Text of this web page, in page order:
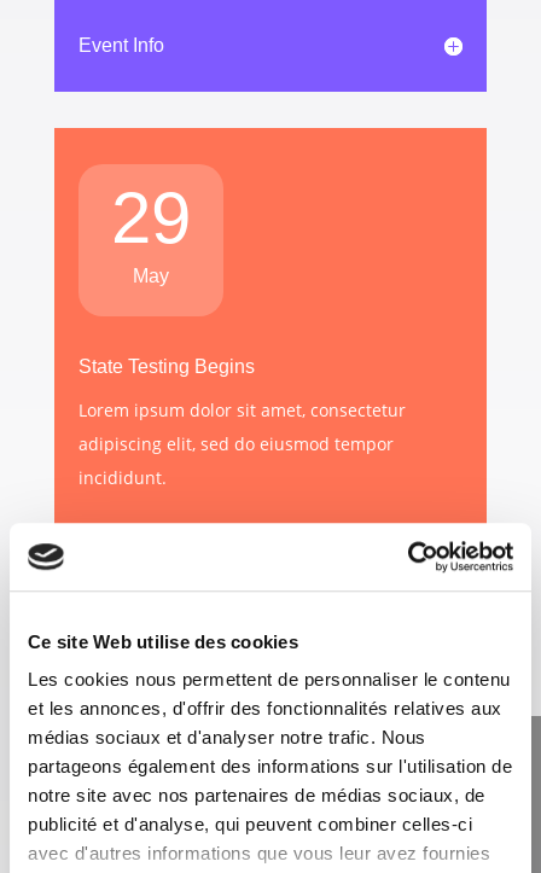
Ce site Web utilise des cookies
Les cookies nous permettent de personnaliser le contenu
et les annonces, d'offrir des fonctionnalités relatives aux
médias sociaux et d'analyser notre trafic. Nous
partageons également des informations sur l'utilisation de
notre site avec nos partenaires de médias sociaux, de
publicité et d'analyse, qui peuvent combiner celles-ci
avec d'autres informations que vous leur avez fournies
Event Info
29
May
State Testing Begins
Lorem ipsum dolor sit amet, consectetur
adipiscing elit, sed do eiusmod tempor
incididunt.
04
June
6th Grade Graduation